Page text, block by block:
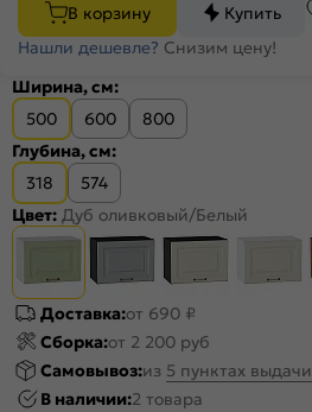
В корзину
Купить
Нашли дешевле? Снизим цену!
Ширина, см:
500
600
800
Глубина, см:
318
574
Цвет: Дуб оливковый/Белый
Доставка:от 690 ₽
Сборка:от 2 200 руб
Самовывоз:из 5 пунктах выдачи
В наличии:2 товара